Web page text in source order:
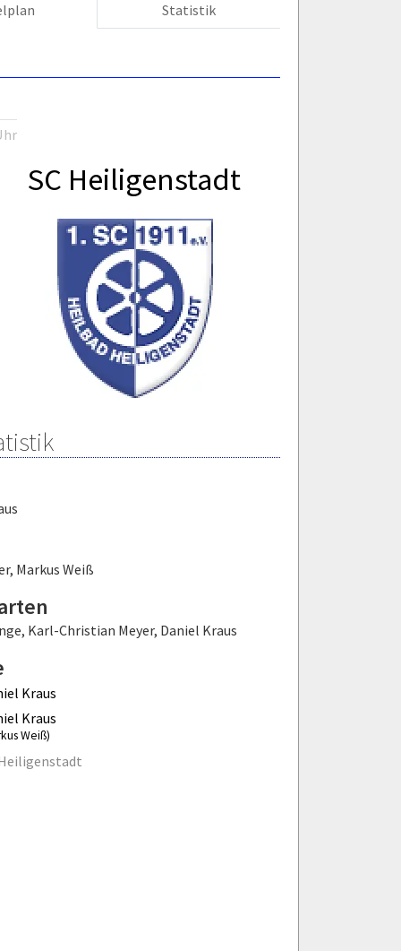
Statistik
SC Heiligenstadt
, Markus Weiß
, Karl-Christian Meyer, Daniel Kraus
Kraus
Kraus
Weiß)